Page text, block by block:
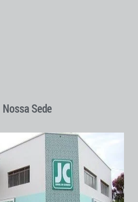
Nossa Sede